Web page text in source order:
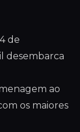
de
desembarca
ao
os maiores